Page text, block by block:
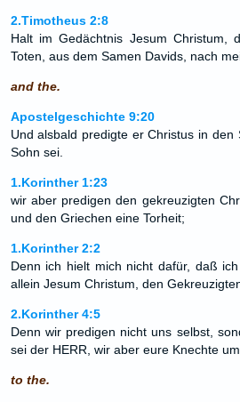
2.Timotheus 2:8
Halt im Gedächtnis Jesum Christum,
Toten, aus dem Samen Davids, nach
and the.
Apostelgeschichte 9:20
Und alsbald predigte er Christus in
Sohn sei.
1.Korinther 1:23
wir aber predigen den gekreuzigten
und den Griechen eine Torheit;
1.Korinther 2:2
Denn ich hielt mich nicht dafür, daß
allein Jesum Christum, den
2.Korinther 4:5
Denn wir predigen nicht uns selbst,
sei der HERR, wir aber eure Knechte um
to the.